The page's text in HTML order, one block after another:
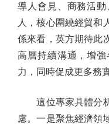
導人會見、商務活
人，核心圍繞經貿和
係來看，英方期待此
高層持續溝通，增
力，同時促成更多務
這位專家具體分析
慮。一是聚焦經濟領